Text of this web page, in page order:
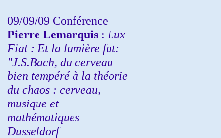
09/09/09 Conférence
Pierre Lemarquis : Lux
Fiat : Et la lumière fut:
"J.S.Bach, du cerveau
bien tempéré à la théorie
du chaos : cerveau,
musique et
mathématiques
Dusseldorf